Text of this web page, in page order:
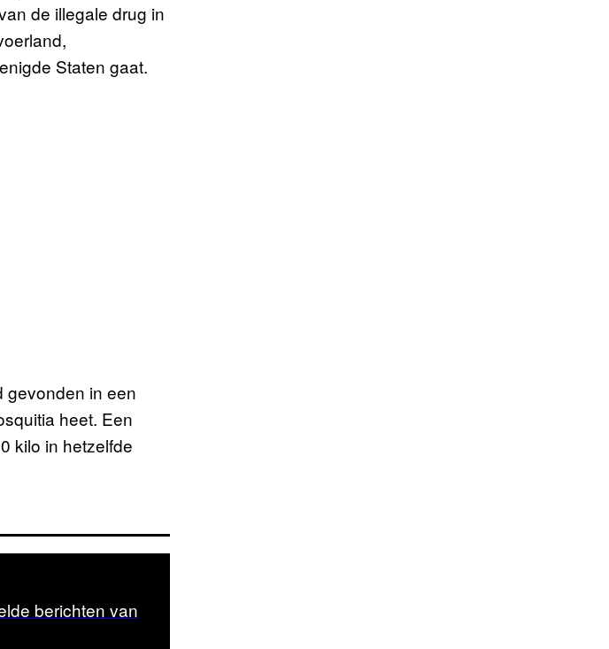
de illegale drug in
Staten gaat.
gevonden in een
heet. Een
kilo in hetzelfde
berichten van